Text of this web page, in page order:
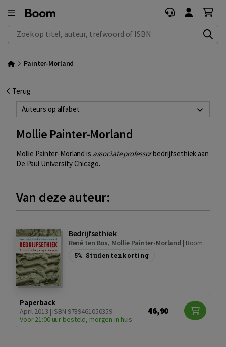
Zoek op titel, auteur, trefwoord of ISBN
Painter-Morland
Terug
Auteurs op alfabet
Mollie Painter-Morland
Mollie Painter-Morland is associate professorbedrijfsethiek aan
De Paul University Chicago.
Van deze auteur:
Bedrijfsethiek
René ten Bos, Mollie Painter-Morland | Boom
5% Studentenkorting
Paperback
April 2013 | ISBN 9789461050359
Voor 21:00 uur besteld, morgen in huis
46,90